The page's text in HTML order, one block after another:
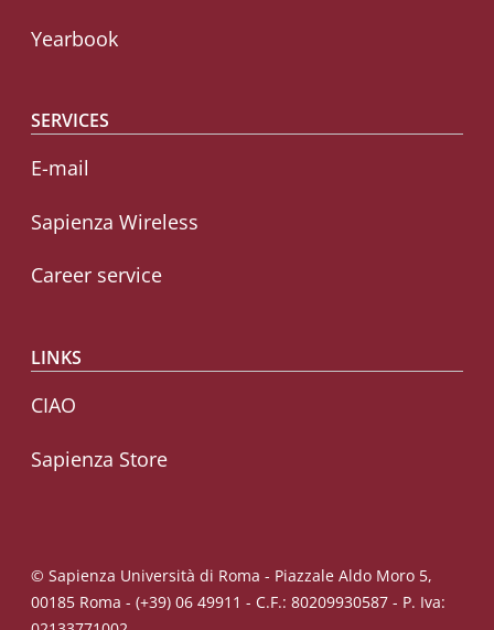
Yearbook
SERVICES
E-mail
Sapienza Wireless
Career service
LINKS
CIAO
Sapienza Store
© Sapienza Università di Roma - Piazzale Aldo Moro 5,
00185 Roma - (+39) 06 49911 - C.F.: 80209930587 - P. Iva: